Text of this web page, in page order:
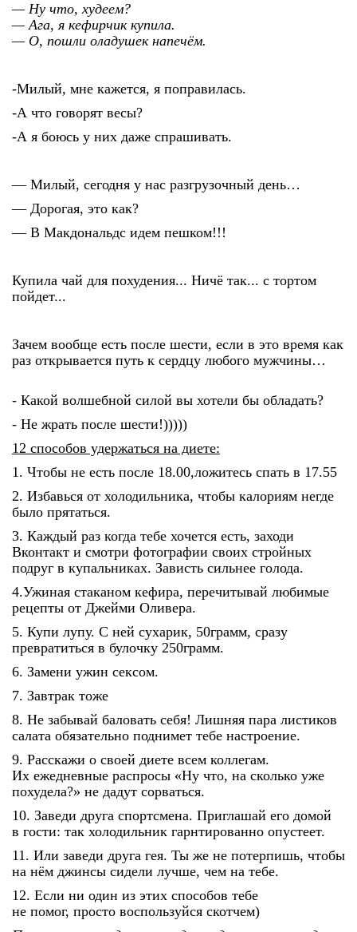
— Ну что, худеем?
— Ага, я кефирчик купила.
— О, пошли оладушек напечём.
-Милый, мне кажется, я поправилась.
-А что говорят весы?
-А я боюсь у них даже спрашивать.
— Милый, сегодня у нас разгрузочный день…
— Дорогая, это как?
— В Макдональдс идем пешком!!!
Купила чай для похудения... Ничё так... с тортом
пойдет...
Зачем вообще есть после шести, если в это время как
раз открывается путь к сердцу любого мужчины…
- Какой волшебной силой вы хотели бы обладать?
- Не жрать после шести!)))))
12 способов удержаться на диете:
1. Чтобы не есть после 18.00,ложитесь спать в 17.55
2. Избавься от холодильника, чтобы калориям негде
было прятаться.
3. Каждый раз когда тебе хочется есть, заходи
Вконтакт и смотри фотографии своих стройных
подруг в купальниках. Зависть сильнее голода.
4.Ужиная стаканом кефира, перечитывай любимые
рецепты от Джейми Оливера.
5. Купи лупу. С ней сухарик, 50грамм, сразу
превратиться в булочку 250грамм.
6. Замени ужин сексом.
7. Завтрак тоже
8. Не забывай баловать себя! Лишняя пара листиков
салата обязательно поднимет тебе настроение.
9. Расскажи о своей диете всем коллегам.
Их ежедневные распросы «Ну что, на сколько уже
похудела?» не дадут сорваться.
10. Заведи друга спортсмена. Приглашай его домой
в гости: так холодильник гарнтированно опустеет.
11. Или заведи друга гея. Ты же не потерпишь, чтобы
на нём джинсы сидели лучше, чем на тебе.
12. Если ни один из этих способов тебе
не помог, просто воспользуйся скотчем)